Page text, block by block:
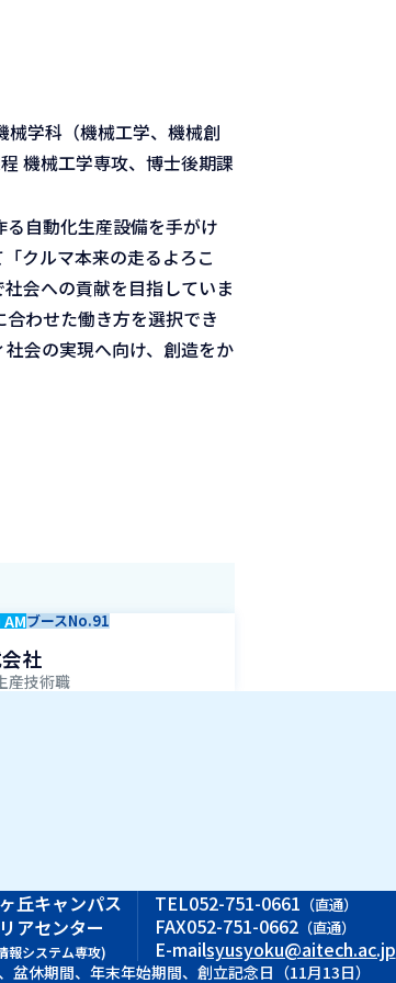
械学科（機械工学、機械創
機械工学専攻、博士後期課
自動化生産設備を手がけ
クルマ本来の走るよろこ
会への貢献を目指していま
わせた働き方を選択でき
会の実現へ向け、創造をか
ブースNo.91
社
技術職
丘キャンパス
アセンター
報システム専攻)
TEL052-751-0661 （直通）
FAX052-751-0662（直通）
E-mailsyusyoku@aitech.ac.jp
休期間、年末年始期間、創立記念日（11月13日）